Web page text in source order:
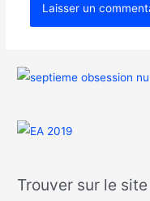
Trouver sur le site